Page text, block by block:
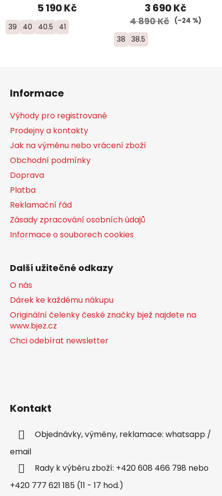
5 190 Kč
39 40 40.5 41
3 690 Kč
4 890 Kč (–24 %)
38 38.5
Informace
Výhody pro registrované
Prodejny a kontakty
Jak na výměnu nebo vrácení zboží
Obchodní podmínky
Doprava
Platba
Reklamační řád
Zásady zpracování osobních údajů
Informace o souborech cookies
Další užitečné odkazy
O nás
Dárek ke každému nákupu
Originální čelenky české značky bjež najdete na
www.bjez.cz
Chci odebírat newsletter
Kontakt
Objednávky, výměny, reklamace: whatsapp /
email
Rady k výběru zboží: +420 608 466 798 nebo
+420 777 621 185 (11 - 17 hod.)